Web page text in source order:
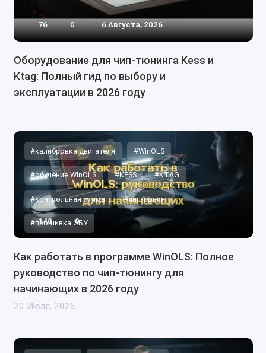
76 0 6 Августа, 2026
Оборудование для чип-тюнинга Kess и
Ktag: Полный гид по выбору и
эксплуатации в 2026 году
#калибровка двигателя #WinOLS
#обучение WinOLS #KESS #KTAG
#контрольная сумма #чип-тюнинг
#прошивка ЭБУ
148 0
Как работать в программе WinOLS: Полное
руководство по чип-тюнингу для
начинающих в 2026 году
20 Июля, 2026